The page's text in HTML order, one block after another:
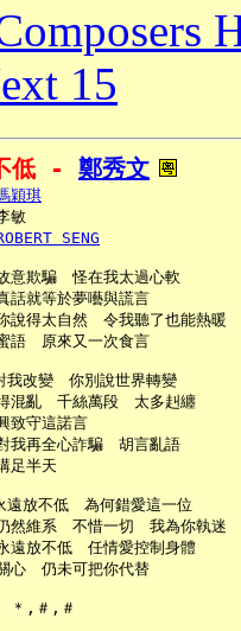
15
低 - 鄭秀文
穎琪
敏
SENG
欺騙　怪在我太過心軟
話就等於夢囈與謊言
得太自然　令我聽了也能熱暖
語　原來又一次食言
改變　你別說世界轉變
混亂　千絲萬段　太多赳纏
致守這諾言
我再全心詐騙　胡言亂語
足半天
放不低　為何錯愛這一位
維系　不惜一切　我為你執迷
放不低　任情愛控制身體
心　仍未可把你代替
＊,＃,＃